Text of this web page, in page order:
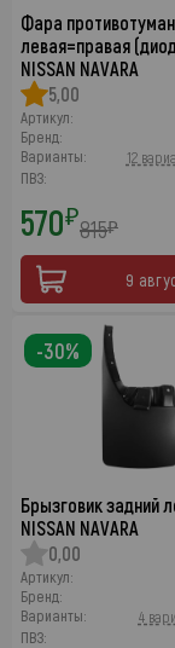
Фара
левая=правая
NISSAN NAVARA
5,00
Артикул:
Бренд:
Варианты:
12
ПВЗ:
570₽815₽
9
Брызговик задний
NISSAN NAVARA
0,00
Артикул:
Бренд:
Варианты:
4
ПВЗ:
-30%